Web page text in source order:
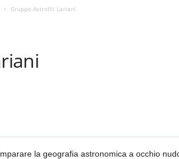
Gruppo Astrofili Lariani
la geografia astronomica a occhio